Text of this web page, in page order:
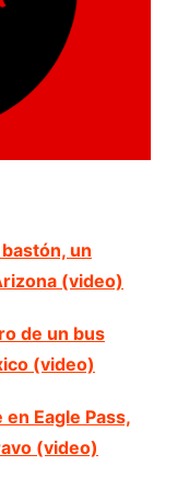
un
(video)
de un bus
(video)
Eagle Pass,
(video)